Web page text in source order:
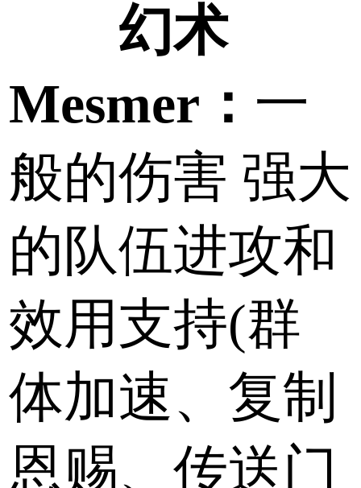
幻术
Mesmer： 一
般的伤害 强大
的队伍进攻和
效用支持(群
体加速、复制
恩赐、传送门